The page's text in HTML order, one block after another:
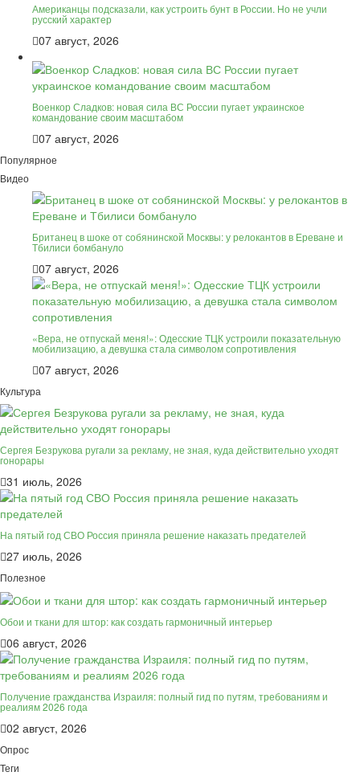
Американцы подсказали, как устроить бунт в России. Но не учли
русский характер
07 август, 2026
Военкор Сладков: новая сила ВС России пугает украинское
командование своим масштабом
07 август, 2026
Популярное
Видео
Британец в шоке от собянинской Москвы: у релокантов в Ереване и
Тбилиси бомбануло
07 август, 2026
«Вера, не отпускай меня!»: Одесские ТЦК устроили показательную
мобилизацию, а девушка стала символом сопротивления
07 август, 2026
Культура
Сергея Безрукова ругали за рекламу, не зная, куда действительно уходят
гонорары
31 июль, 2026
На пятый год СВО Россия приняла решение наказать предателей
27 июль, 2026
Полезное
Обои и ткани для штор: как создать гармоничный интерьер
06 август, 2026
Получение гражданства Израиля: полный гид по путям, требованиям и
реалиям 2026 года
02 август, 2026
Опрос
Теги